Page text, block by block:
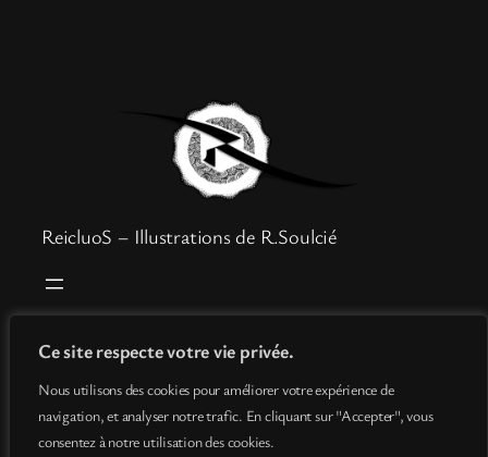
Ce site respecte votre vie privée.
Nous utilisons des cookies pour améliorer votre expérience de
navigation, et analyser notre trafic. En cliquant sur "Accepter", vous
consentez à notre utilisation des cookies.
ReicluoS – Illustrations de R.Soulcié
Boutique
Info
Contact
Mentions légales
Conditions générales de vente